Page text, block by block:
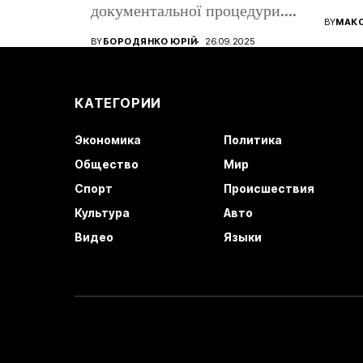
документальної процедури.
Від того, наскільки...
BYБОРОДЯНКО ЮРІЙ 26.09.2025
все
BY
КАТЕГОРИИ
Экономика
Политика
Общество
Мир
Спорт
Происшествия
Культура
Авто
Видео
Языки